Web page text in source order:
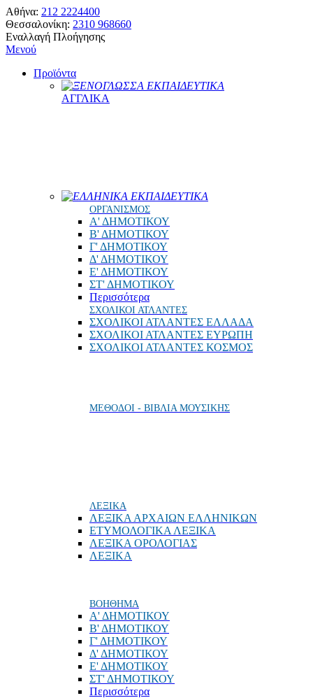
Αθήνα: 212 2224400
Θεσσαλονίκη: 2310 968660
Εναλλαγή Πλοήγησης
Μενού
Προϊόντα
ΞΕΝΟΓΛΩΣΣΑ ΕΚΠΑΙΔΕΥΤΙΚΑ
ΑΓΓΛΙΚΑ
ΕΛΛΗΝΙΚΑ ΕΚΠΑΙΔΕΥΤΙΚΑ
ΟΡΓΑΝΙΣΜΟΣ
Α' ΔΗΜΟΤΙΚΟΥ
Β' ΔΗΜΟΤΙΚΟΥ
Γ' ΔΗΜΟΤΙΚΟΥ
Δ' ΔΗΜΟΤΙΚΟΥ
Ε' ΔΗΜΟΤΙΚΟΥ
ΣΤ' ΔΗΜΟΤΙΚΟΥ
Περισσότερα
ΣΧΟΛΙΚΟΙ ΑΤΛΑΝΤΕΣ
ΣΧΟΛΙΚΟΙ ΑΤΛΑΝΤΕΣ ΕΛΛΑΔΑ
ΣΧΟΛΙΚΟΙ ΑΤΛΑΝΤΕΣ ΕΥΡΩΠΗ
ΣΧΟΛΙΚΟΙ ΑΤΛΑΝΤΕΣ ΚΟΣΜΟΣ
ΜΕΘΟΔΟΙ - ΒΙΒΛΙΑ ΜΟΥΣΙΚΗΣ
ΛΕΞΙΚΑ
ΛΕΞΙΚΑ ΑΡΧΑΙΩΝ ΕΛΛΗΝΙΚΩΝ
ΕΤΥΜΟΛΟΓΙΚΑ ΛΕΞΙΚΑ
ΛΕΞΙΚΑ ΟΡΟΛΟΓΙΑΣ
ΛΕΞΙΚΑ
ΒΟΗΘΗΜΑ
Α' ΔΗΜΟΤΙΚΟΥ
Β' ΔΗΜΟΤΙΚΟΥ
Γ' ΔΗΜΟΤΙΚΟΥ
Δ' ΔΗΜΟΤΙΚΟΥ
Ε' ΔΗΜΟΤΙΚΟΥ
ΣΤ' ΔΗΜΟΤΙΚΟΥ
Περισσότερα